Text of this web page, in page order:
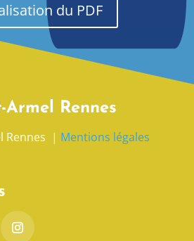
du PDF
Armel Rennes
Rennes | Mentions légales